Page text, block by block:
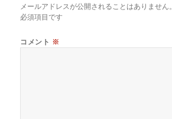
メールアドレスが公開されることはありません。
必須項目です
コメント ※